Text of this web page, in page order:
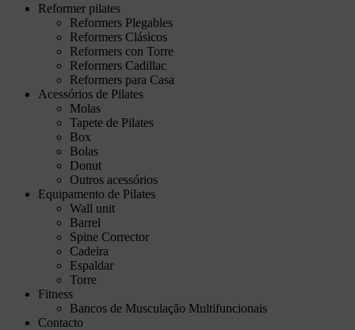
Reformer pilates
Reformers Plegables
Reformers Clásicos
Reformers con Torre
Reformers Cadillac
Reformers para Casa
Acessórios de Pilates
Molas
Tapete de Pilates
Box
Bolas
Donut
Outros acessórios
Equipamento de Pilates
Wall unit
Barrel
Spine Corrector
Cadeira
Espaldar
Torre
Fitness
Bancos de Musculação Multifuncionais
Contacto